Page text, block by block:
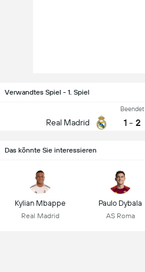
Verwandtes Spiel - 1. Spiel
Real Madrid
Beendet
1 - 2
Das könnte Sie interessieren
Kylian Mbappe
Real Madrid
Paulo Dybala
AS Roma